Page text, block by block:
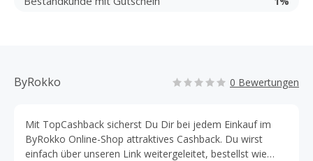
ByRokko 0 Bewertungen
Mit TopCashback sicherst Du Dir bei jedem Einkauf im
ByRokko Online-Shop attraktives Cashback. Du wirst
einfach über unseren Link weitergeleitet, bestellst wie